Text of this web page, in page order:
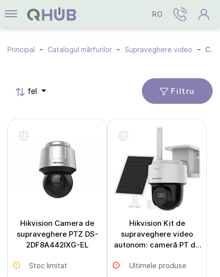
RO
Principal Catalogul mărfurilor Supraveghere video Camere PT / PTZ
fel Filtru
Hikvision Camera de
supraveghere PTZ DS-
2DF8A442IXG-EL
Stoc limitat
Hikvision Kit de
supraveghere video
autonom: cameră PT de
conexiune 4G și panou
Ultimele produse